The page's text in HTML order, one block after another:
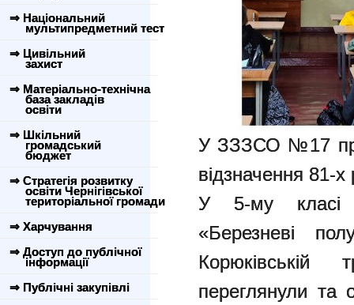
⇒ Національний
мультипредметний тест
⇒ Цивільний
захист
⇒ Матеріально-технічна
база закладів
освіти
⇒ Шкільний
громадський
бюджет
⇒ Стратегія розвитку
освіти Чернігівської
територіальної громади
⇒ Харчування
⇒ Доступ до публічної
інформації
⇒ Публічні закупівлі
У ЗЗЗСО №17
відзначення 81-х
У 5-му класі
«Березневі
Корюківській
переглянули та